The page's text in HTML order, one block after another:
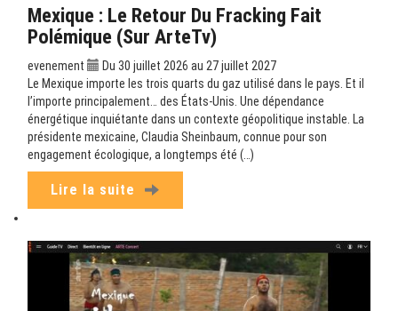
Mexique : Le Retour Du Fracking Fait
Polémique (sur ArteTv)
evenement
Du 30 juillet 2026 au 27 juillet 2027
Le Mexique importe les trois quarts du gaz utilisé dans le pays. Et il
l’importe principalement… des États-Unis. Une dépendance
énergétique inquiétante dans un contexte géopolitique instable. La
présidente mexicaine, Claudia Sheinbaum, connue pour son
engagement écologique, a longtemps été (…)
Lire la suite